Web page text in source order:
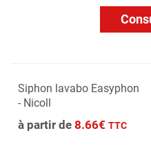
Siphon lavabo Easyphon
- Nicoll
à partir de 8.66€ TTC